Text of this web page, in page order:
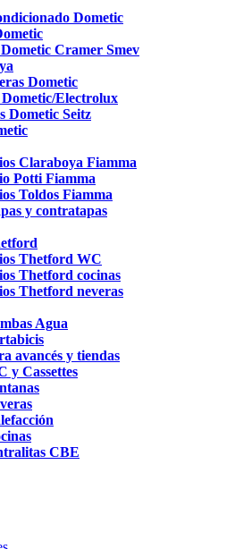
Dometic
Cramer Smev
Dometic
Dometic/Electrolux
Dometic Seitz
Claraboya Fiamma
Potti Fiamma
Toldos Fiamma
y contratapas
Thetford WC
Thetford cocinas
Thetford neveras
Agua
avancés y tiendas
y Cassettes
CBE